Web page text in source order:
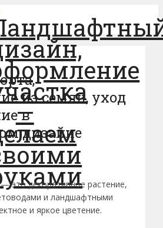
из семян, уход
в
дизайне
это декоративное растение,
и ландшафтными
и яркое цветение.